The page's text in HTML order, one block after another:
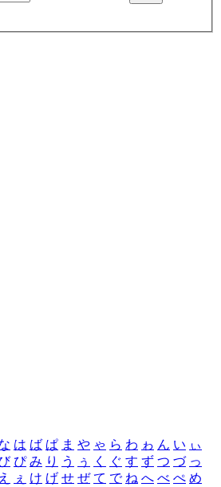
は ば ぱ ま や ゃ ら わ ゎ ん い ぃ
ぴ み り う ぅ く ぐ す ず つ づ っ
え ぇ け げ せ ぜ て で ね へ べ ぺ め